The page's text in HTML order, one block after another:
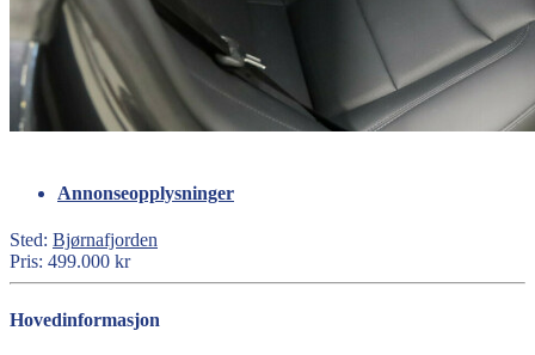
Annonseopplysninger
Sted: Bjørnafjorden
Pris: 499.000 kr
Hovedinformasjon